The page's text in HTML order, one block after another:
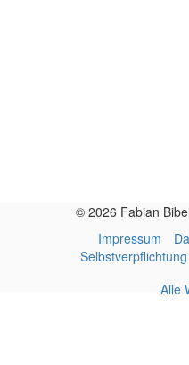
© 2026 Fabian
Impressum
Alle